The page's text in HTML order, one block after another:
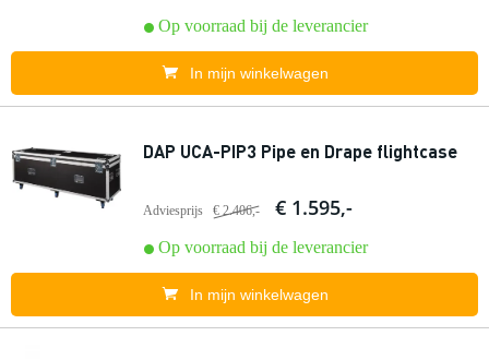
Op voorraad bij de leverancier
In mijn winkelwagen
DAP UCA-PIP3 Pipe en Drape flightcase
Adviesprijs € 2.406,- € 1.595,-
Op voorraad bij de leverancier
In mijn winkelwagen